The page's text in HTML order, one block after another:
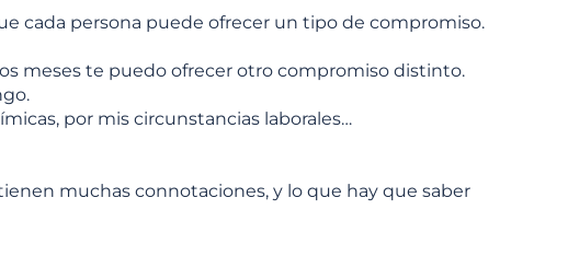
cada persona puede ofrecer un tipo de compromiso.
meses te puedo ofrecer otro compromiso distinto.
por mis circunstancias laborales…
muchas connotaciones, y lo que hay que saber